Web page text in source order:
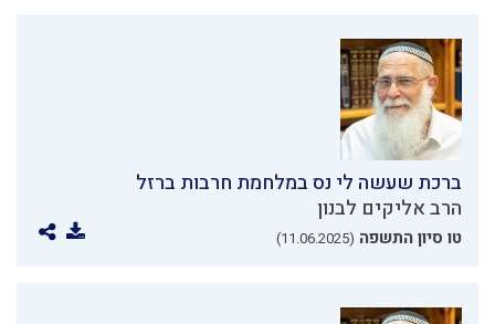
ברכת שעשה לי נס במלחמת חרבות ברזל
הרב אליקים לבנון
טו סיון התשפה (11.06.2025)